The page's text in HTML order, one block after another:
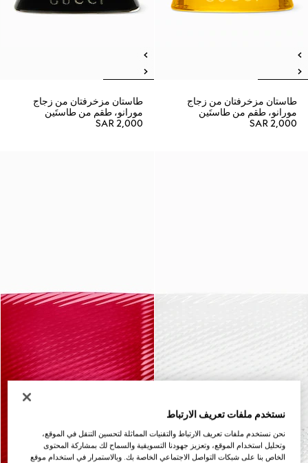
طاستان مزخرفتان من زجاج
مورانو، طقم من طاستَين
SAR 2,000
طاستان مزخرفتان من زجاج
مورانو، طقم من طاستَين
SAR 2,000
نستخدم ملفات تعريف الارتباط
نحن نستخدم ملفات تعريف الارتباط والتقنيات المماثلة لتحسين التنقل في الموقع،
وتحليل استخدام الموقع، وتعزيز جهودنا التسويقية والسماح لك بمشاركة المحتوى
الخاص بنا على شبكات التواصل الاجتماعي الخاصة بك. وبالاستمرار في استخدام موقع